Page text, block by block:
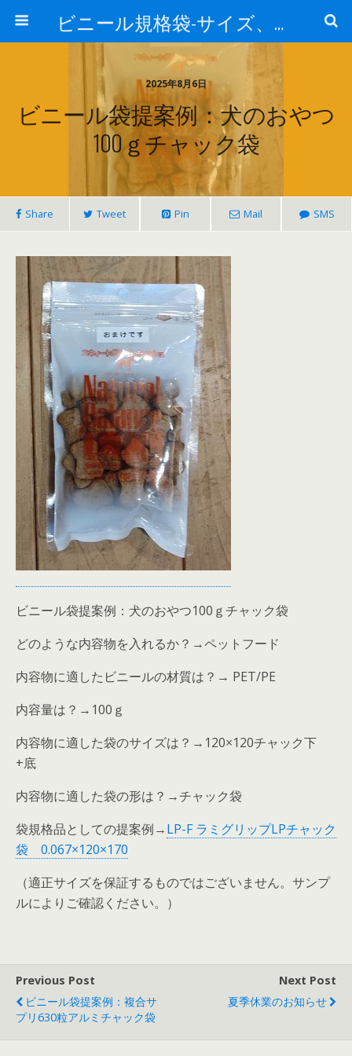
ビニール規格袋-サイズ、価格、材質-業務用チャック袋、アルミ袋、真空袋について
2025年8月6日
ビニール袋提案例：犬のおやつ
100ｇチャック袋
Share Tweet Pin Mail SMS
ビニール袋提案例：犬のおやつ100ｇチャック袋
どのような内容物を入れるか？→ペットフード
内容物に適したビニールの材質は？→ PET/PE
内容量は？→100ｇ
内容物に適した袋のサイズは？→120×120チャック下
+底
内容物に適した袋の形は？→チャック袋
袋規格品としての提案例→LP-F ラミグリップLPチャック
袋 0.067×120×170
（適正サイズを保証するものではございません。サンプ
ルによりご確認ください。）
Previous Post
ビニール袋提案例：複合サ
プリ630粒アルミチャック袋
Next Post
夏季休業のお知らせ